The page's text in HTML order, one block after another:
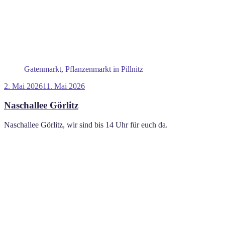
Gatenmarkt, Pflanzenmarkt in Pillnitz
Veröffentlicht
2. Mai 202611. Mai 2026
Naschallee Görlitz
Naschallee Görlitz, wir sind bis 14 Uhr für euch da.